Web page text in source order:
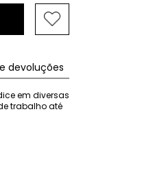
devoluções
em diversas
trabalho até